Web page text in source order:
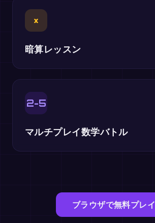
×
暗算レッスン
2-5
マルチプレイ数学バトル
ブラウザで無料プレイ